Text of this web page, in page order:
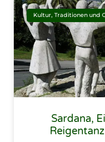
Kultur, Traditionen und
Sardana,